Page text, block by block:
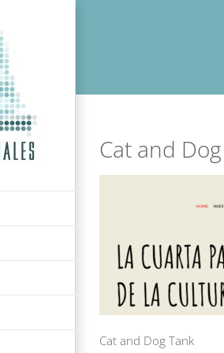
Cat and
Cat and Dog Tank